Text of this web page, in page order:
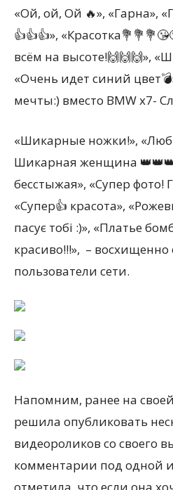
«Ой, ой, Ой 🔥», «Гарна»,
👍👍👍»,
всём на высоте!🙌🙌🙌»,
«Очень идет синий
мечты:) вместо BMW x7-
«Шикарные ножки!»,
Шикарная женщина
бесстыжая», «Супер фото!
«Супер👍 красота»,
пасує тобі :)», «Платье
красиво!!!», –
пользователи сети.
Напомним, ранее на
решила опубликовать
видеороликов со своего
комментарии под одной